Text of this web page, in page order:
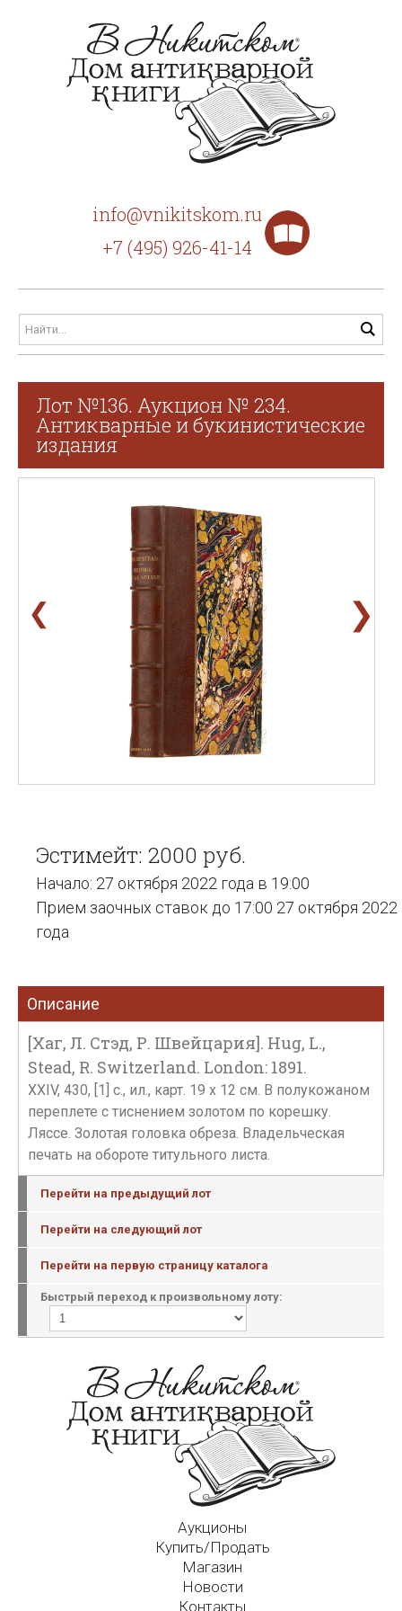
info@vnikitskom.ru
+7 (495) 926-41-14
Лот №136. Аукцион № 234.
Антикварные и букинистические
издания
❮ ❯
Эстимейт: 2000 руб.
Начало: 27 октября 2022 года в 19:00
Прием заочных ставок до 17:00 27 октября 2022
года
Описание
[Хаг, Л. Стэд, Р. Швейцария]. Hug, L.,
Stead, R. Switzerland. London: 1891.
XXIV, 430, [1] c., ил., карт. 19 х 12 см. В полукожаном
переплете с тиснением золотом по корешку.
Ляссе. Золотая головка обреза. Владельческая
печать на обороте титульного листа.
Перейти на предыдущий лот
Перейти на следующий лот
Перейти на первую страницу каталога
Быстрый переход к произвольному лоту:
Аукционы
Купить/Продать
Магазин
Новости
Контакты